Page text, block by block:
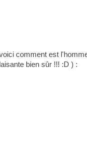
comment est
bien sûr !!! :D ) :